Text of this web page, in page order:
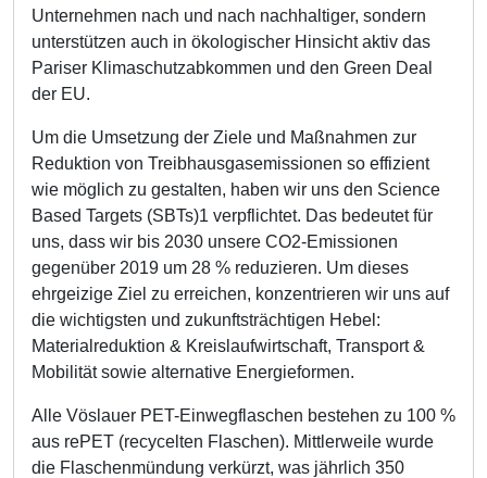
Unternehmen nach und nach nachhaltiger, sondern
unterstützen auch in ökologischer Hinsicht aktiv das
Pariser Klimaschutzabkommen und den Green Deal
der EU.
Um die Umsetzung der Ziele und Maßnahmen zur
Reduktion von Treibhausgasemissionen so effizient
wie möglich zu gestalten, haben wir uns den Science
Based Targets (SBTs)1 verpflichtet. Das bedeutet für
uns, dass wir bis 2030 unsere CO2-Emissionen
gegenüber 2019 um 28 % reduzieren. Um dieses
ehrgeizige Ziel zu erreichen, konzentrieren wir uns auf
die wichtigsten und zukunftsträchtigen Hebel:
Materialreduktion & Kreislaufwirtschaft, Transport &
Mobilität sowie alternative Energieformen.
Alle Vöslauer PET-Einwegflaschen bestehen zu 100 %
aus rePET (recycelten Flaschen). Mittlerweile wurde
die Flaschenmündung verkürzt, was jährlich 350